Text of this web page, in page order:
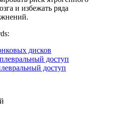
и избежать ряда
дисков
доступ
доступ